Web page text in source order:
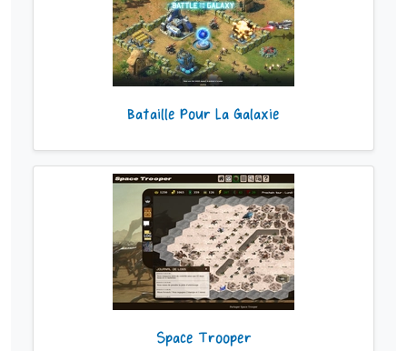
Bataille Pour La Galaxie
Space Trooper